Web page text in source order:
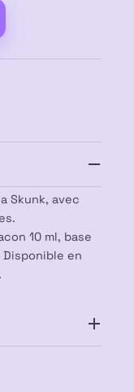
Skunk, avec
10 ml, base
Disponible en